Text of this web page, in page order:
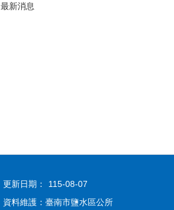
最新消息
更新日期：
115-08-07
資料維護：臺南市鹽水區公所